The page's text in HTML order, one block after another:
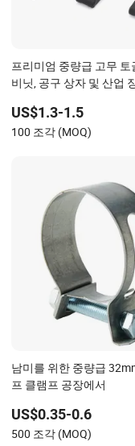
프리미엄 중량급 고무 토
비닛, 공구 상자 및 산업
US$1.3-1.5
100 조각 (MOQ)
남미를 위한 중량급
프 클램프 공장에서
US$0.35-0.6
500 조각 (MOQ)